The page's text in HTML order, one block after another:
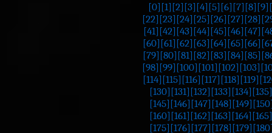
[0] [1] [2] [3] [4] [5] [6] [7] [8] [9]
[22] [23] [24] [25] [26] [27] [28]
[41] [42] [43] [44] [45] [46] [47]
[60] [61] [62] [63] [64] [65] [66]
[79] [80] [81] [82] [83] [84] [85]
[98] [99] [100] [101] [102] [103]
[114] [115] [116] [117] [118] [119]
[130] [131] [132] [133] [134] [135]
[145] [146] [147] [148] [149]
[160] [161] [162] [163] [164] [165]
[175] [176] [177] [178] [179]